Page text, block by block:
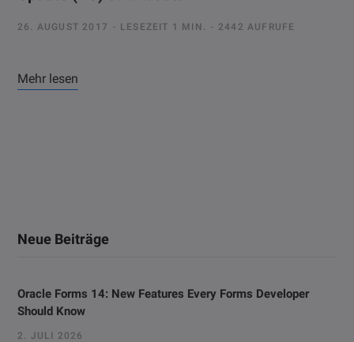
26. AUGUST 2017 LESEZEIT 1 MIN. 2442 AUFRUFE
Mehr lesen
Neue Beiträge
Oracle Forms 14: New Features Every Forms Developer
Should Know
2. JULI 2026